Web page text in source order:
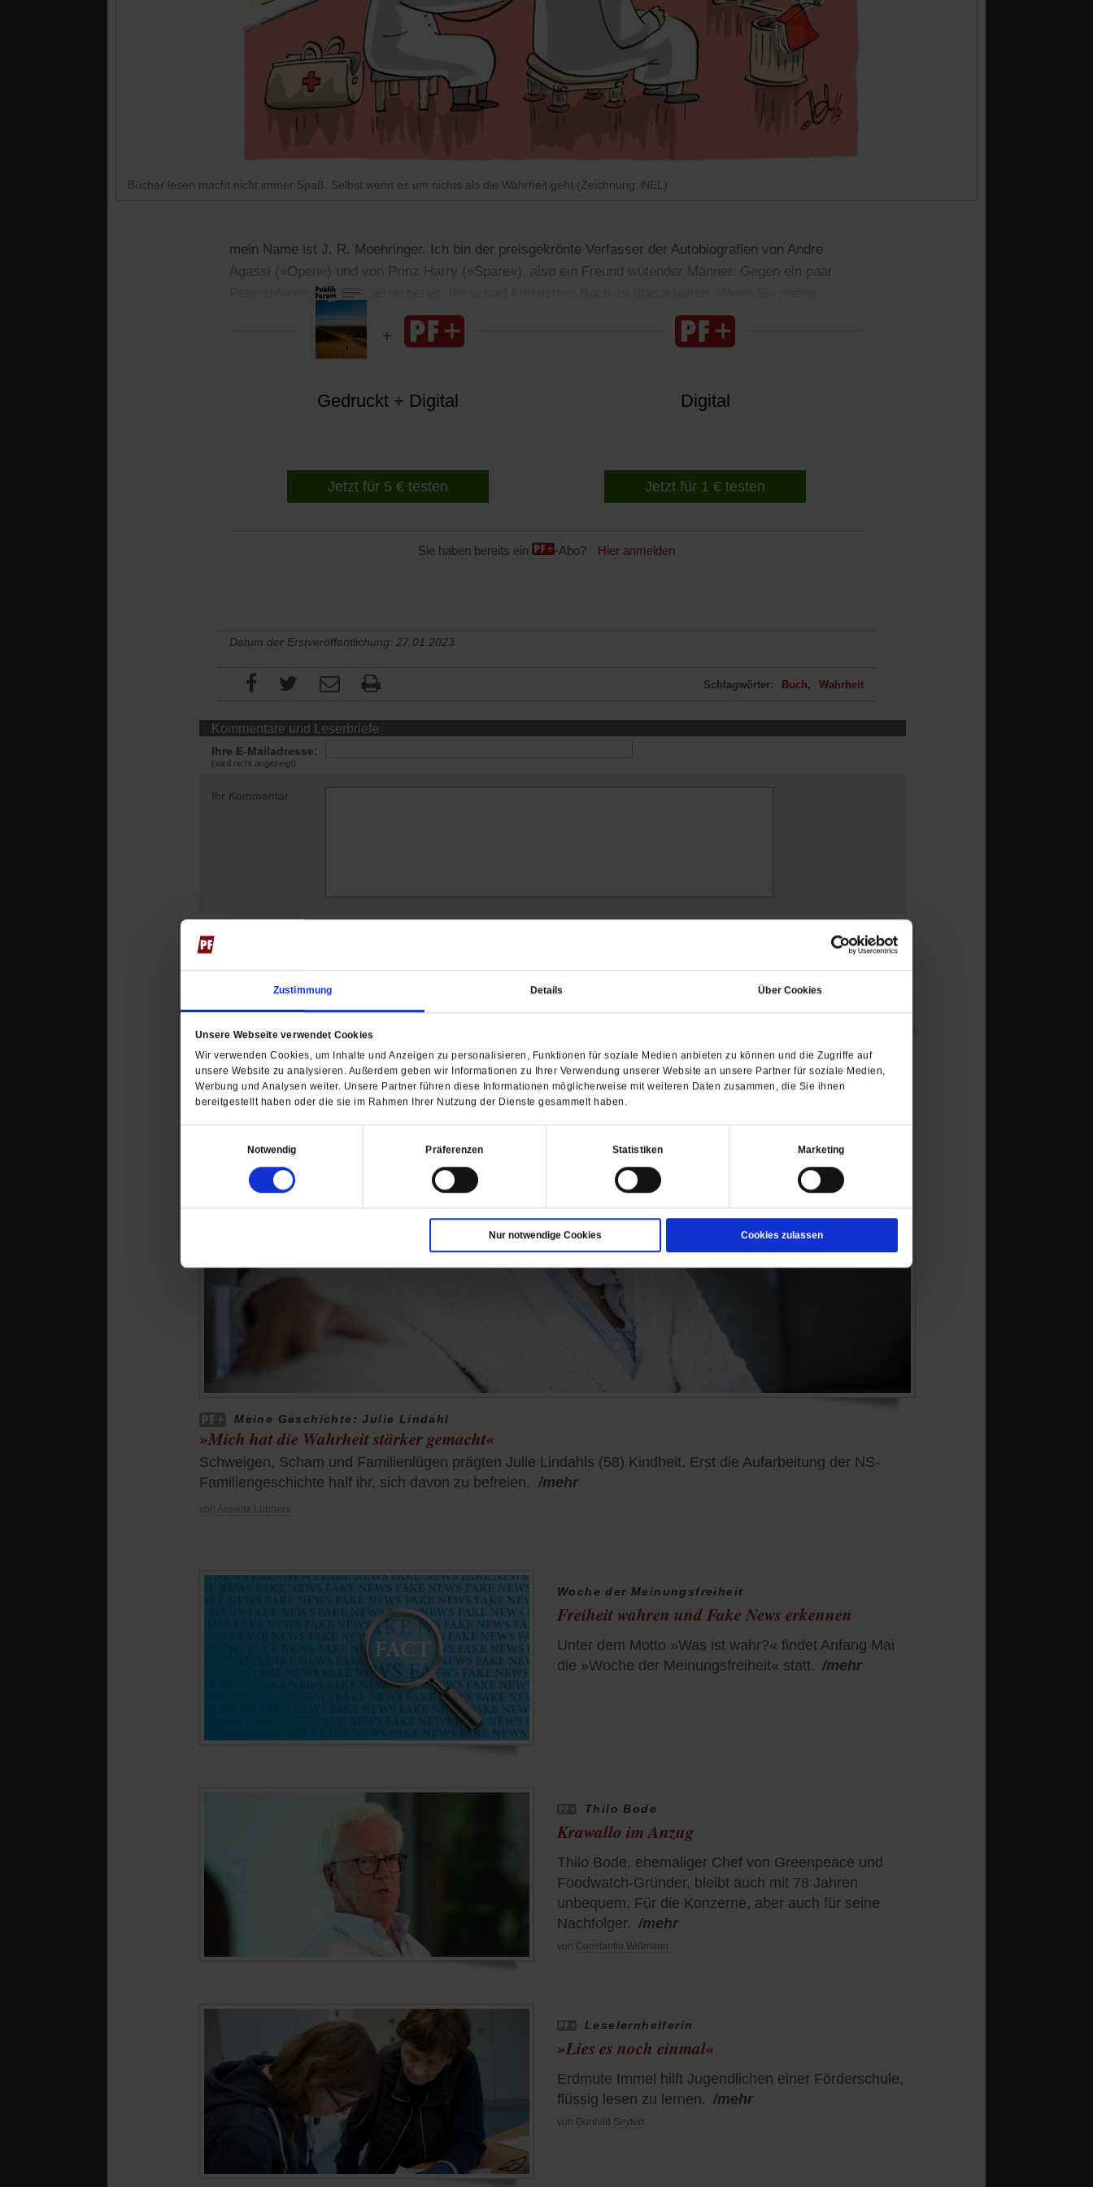
(Öffnet
in
neuen
Zustimmung Details Über Cookies
Unsere Webseite verwendet Cookies
Wir verwenden Cookies, um Inhalte und Anzeigen zu personalisieren, Funktionen für soziale Medien anbieten zu können und die Zugriffe auf
unsere Website zu analysieren. Außerdem geben wir Informationen zu Ihrer Verwendung unserer Website an unsere Partner für soziale Medien,
Werbung und Analysen weiter. Unsere Partner führen diese Informationen möglicherweise mit weiteren Daten zusammen, die Sie ihnen
bereitgestellt haben oder die sie im Rahmen Ihrer Nutzung der Dienste gesammelt haben.
Notwendig
Präferenzen Statistiken Marketing
Nur notwendige Cookies Cookies zulassen
Das könnte Sie auch interessieren
Meine Geschichte: Julie Lindahl
»Mich hat die Wahrheit stärker gemacht«
Schweigen, Scham und Familienlügen prägten Julie Lindahls (58) Kindheit. Erst die Aufarbeitung der NS-
Familiengeschichte half ihr, sich davon zu befreien. /mehr
von Annette Lübbers
Woche der Meinungsfreiheit
Freiheit wahren und Fake News erkennen
Unter dem Motto »Was ist wahr?« findet Anfang Mai
die »Woche der Meinungsfreiheit« statt. /mehr
Thilo Bode
Krawallo im Anzug
Thilo Bode, ehemaliger Chef von Greenpeace und
Foodwatch-Gründer, bleibt auch mit 78 Jahren
unbequem. Für die Konzerne, aber auch für seine
Nachfolger. /mehr
von Constantin Wißmann
Leselernhelferin
»Lies es noch einmal«
Erdmute Immel hilft Jugendlichen einer Förderschule,
flüssig lesen zu lernen. /mehr
von Gunhild Seyfert
Bücher lesen macht nicht immer Spaß. Selbst wenn es um nichts als die Wahrheit geht (Zeichnung: NEL)
mein Name ist J. R. Moehringer. Ich bin der preisgekrönte Verfasser der Autobiografien von Andre
Agassi (»Open«) und von Prinz Harry (»Spare«), also ein Freund wütender Männer. Gegen ein paar
Peterspfennige bin ich gerne bereit, Ihr scharf kritisiertes Buch zu überarbeiten. Wenn Sie meine
Hinweise befolgen, wird es trotzdem noch ein Erfolg.
Gedruckt + Digital
Jetzt für 5 € testen
Digital
Jetzt für 1 € testen
Sie haben bereits ein -Abo? Hier anmelden
Datum der Erstveröffentlichung: 27.01.2023
Schlagwörter: Buch Wahrheit
Kommentare und Leserbriefe
Ihre E-Mailadresse:
(wird nicht angezeigt)
Ihr Kommentar